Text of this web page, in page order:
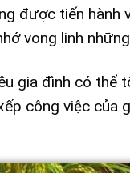
được tiến
vong linh
gia đình có thể
công việc của